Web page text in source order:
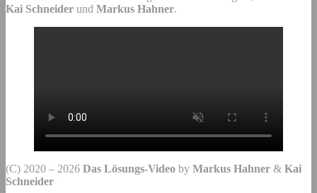
Kai Schneider und Markus Hahner.
(C) 2020 – 2026 Das Lösungs-Video by Markus Hahner & Kai
Schneider